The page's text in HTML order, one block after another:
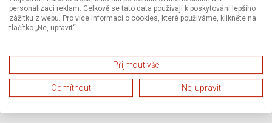
personalizaci reklam. Celkově se tato data používají k poskytování lepšího
zážitku z webu. Pro více informací o cookies, které používáme, klikněte na
tlačítko „Ne, upravit“.
Přijmout vše
Odmítnout Ne, upravit